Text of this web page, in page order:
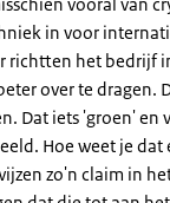
in voor
richtten het bedrijf
over te dragen.
Dat iets 'groen' en
Hoe weet je dat
zo'n claim in